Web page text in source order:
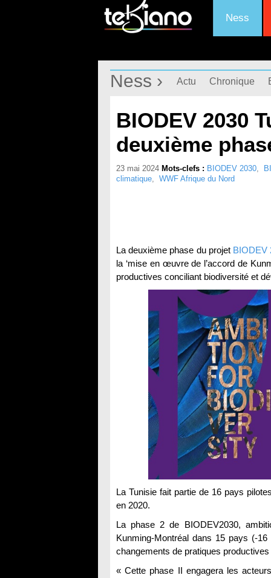
Ness
Ness › Actu Chronique
BIODEV 2030
deuxième
23 mai 2024 Mots-clefs : BIODEV 2030,
climatique, WWF Afrique du Nord
La deuxième phase du projet BIODEV
la ‘mise en œuvre de l’accord de
productives conciliant biodiversité et
La Tunisie fait partie de 16 pays
en 2020.
La phase 2 de BIODEV2030,
Kunming-Montréal dans 15 pays (-
changements de pratiques
« Cette phase II engagera les